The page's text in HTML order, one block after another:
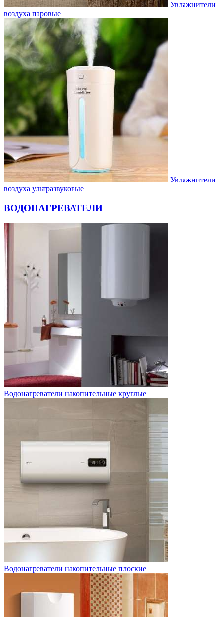
Увлажнители
воздуха паровые
Увлажнители
воздуха ультразвуковые
ВОДОНАГРЕВАТЕЛИ
Водонагреватели накопительные круглые
Водонагреватели накопительные плоские